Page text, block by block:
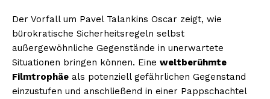
Der Vorfall um Pavel Talankins Oscar zeigt, wie
bürokratische Sicherheitsregeln selbst
außergewöhnliche Gegenstände in unerwartete
Situationen bringen können. Eine weltberühmte
Filmtrophäe als potenziell gefährlichen Gegenstand
einzustufen und anschließend in einer Pappschachtel